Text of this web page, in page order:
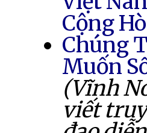
Cộng
Chúng
Muốn
(Vĩnh
viết